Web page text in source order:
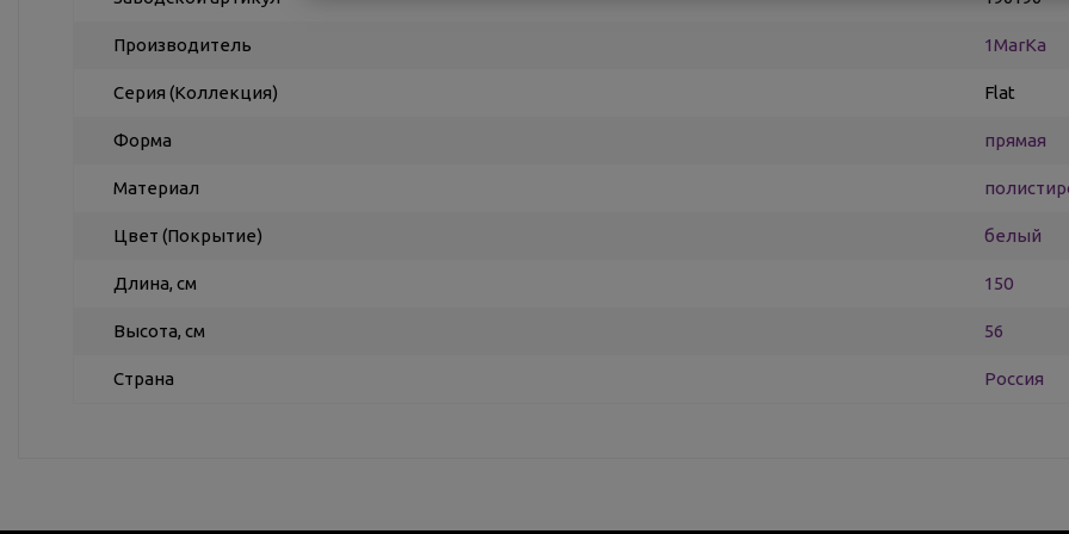
Производитель 1MarKa
Серия (Коллекция) Flat
Форма прямая
Материал
Цвет (Покрытие) белый
Длина, см 150
Высота, см 56
Страна Россия